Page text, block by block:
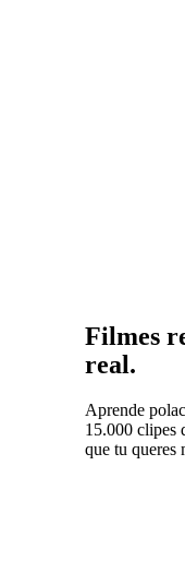
Filmes
real.
Aprende
15.000 clipes
que tu queres